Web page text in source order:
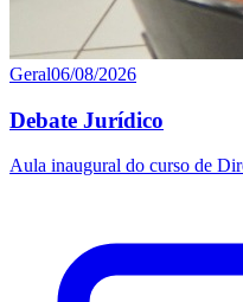
Geral06/08/2026
Debate Jurídico
Aula inaugural do curso de